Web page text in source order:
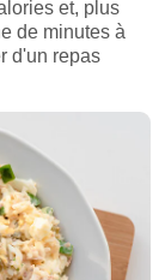
et, plus
de minutes à
d'un repas